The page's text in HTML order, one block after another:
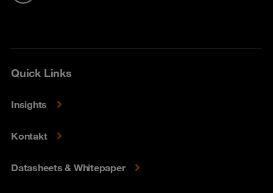
Quick Links
Insights
Kontakt
Datasheets & Whitepaper